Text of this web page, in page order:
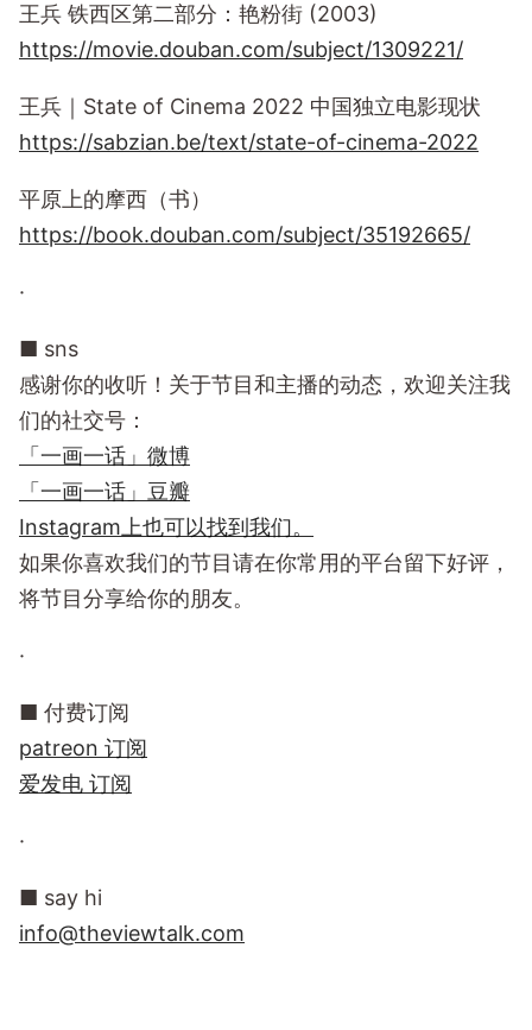
王兵 铁西区第二部分：艳粉街 (2003)
https://movie.douban.com/subject/1309221/
王兵｜State of Cinema 2022 中国独立电影现状
https://sabzian.be/text/state-of-cinema-2022
平原上的摩西（书）
https://book.douban.com/subject/35192665/
·
■ sns
感谢你的收听！关于节目和主播的动态，欢迎关注我
们的社交号：
「一画一话」微博
「一画一话」豆瓣
Instagram上也可以找到我们。
如果你喜欢我们的节目请在你常用的平台留下好评，
将节目分享给你的朋友。
·
■ 付费订阅
patreon 订阅
爱发电 订阅
·
■ say hi
info@theviewtalk.com